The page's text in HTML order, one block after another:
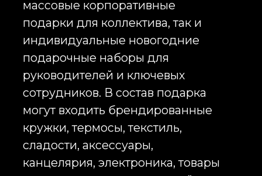
сувениры высокого качества,
брендированные подарочные
наборы и эксклюзивные решения
с индивидуальной упаковкой.
При разработке корпоративных
подарков для партнеров особое
внимание уделяется
презентабельности продукции.
Важную роль играет качество
материалов, уровень исполнения,
упаковка и аккуратная интеграция
подарок должен выглядеть